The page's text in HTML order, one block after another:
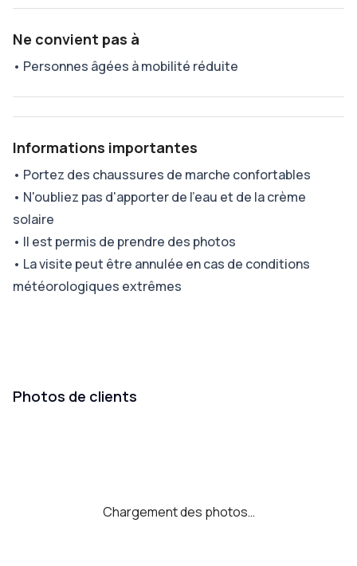
Ne convient pas à
• Personnes âgées à mobilité réduite
Informations importantes
• Portez des chaussures de marche confortables
• N'oubliez pas d'apporter de l'eau et de la crème
solaire
• Il est permis de prendre des photos
• La visite peut être annulée en cas de conditions
météorologiques extrêmes
Photos de clients
Chargement des photos…